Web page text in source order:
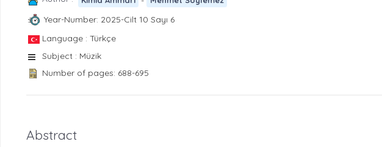
Year-Number: 2025-Cilt 10 Sayı 6
Language : Türkçe
Subject : Müzik
Number of pages: 688-695
Abstract